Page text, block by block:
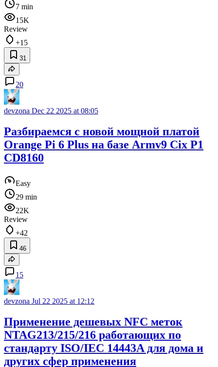
7 min
15K
Review
+15
31
20
devzona Dec 22 2025 at 08:05
Разбираемся с новой мощной платой
Orange Pi 6 Plus на базе Armv9 Cix P1
CD8160
Easy
29 min
22K
Review
+42
46
15
devzona Jul 22 2025 at 12:12
Применение дешевых NFC меток
NTAG213/215/216 работающих по
стандарту ISO/IEC 14443A для дома и
других сфер применения